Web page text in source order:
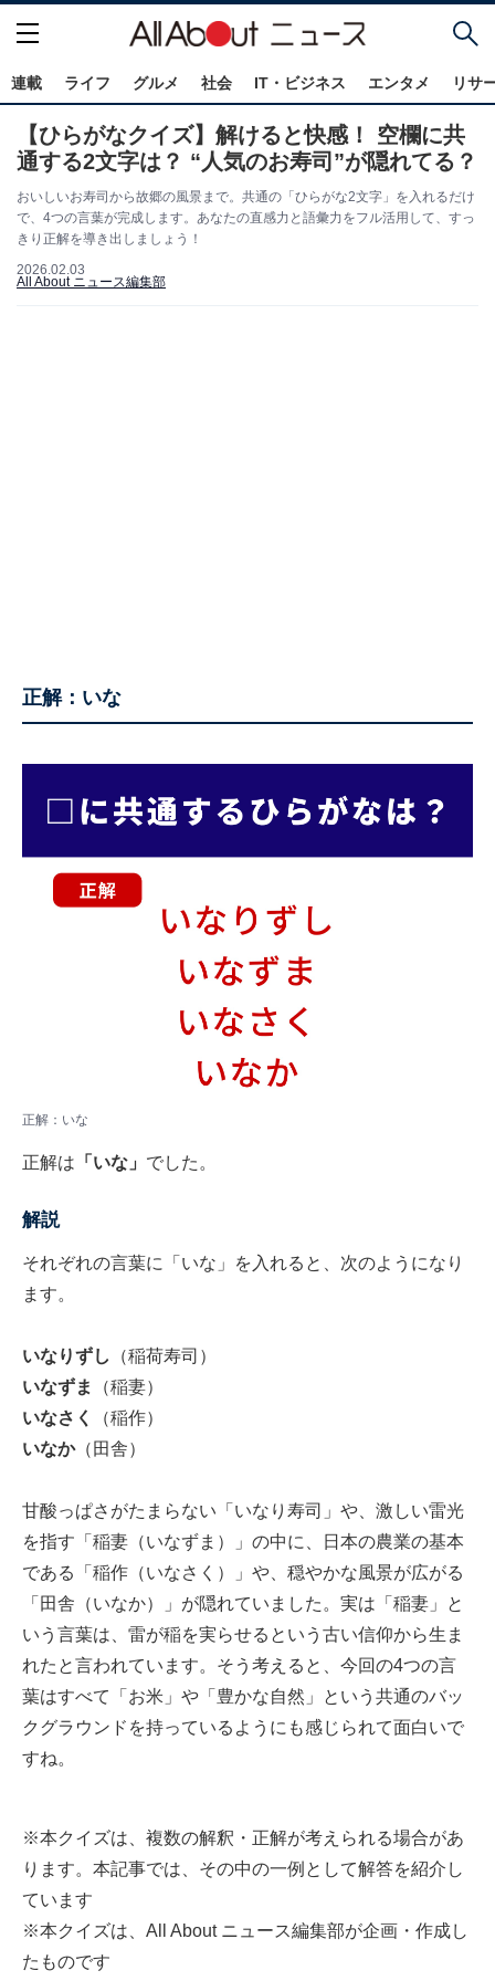
連載 ライフ グルメ 社会 IT・ビジネス エンタメ リサ
【ひらがなクイズ】解けると快感！ 空欄に共
通する2文字は？ “人気のお寿司”が隠れてる？
おいしいお寿司から故郷の風景まで。共通の「ひらがな2文字」を入れるだけ
で、4つの言葉が完成します。あなたの直感力と語彙力をフル活用して、すっ
きり正解を導き出しましょう！
2026.02.03
All About ニュース編集部
正解：いな
正解：いな
正解は 「いな」 でした。
解説
それぞれの言葉に「いな」を入れると、次のようになり
ます。
いなりずし
（稲荷寿司）
いなずま
（稲妻）
いなさく
（稲作）
いなか（田舎）
甘酸っぱさがたまらない「いなり寿司」や、激しい雷光
を指す「稲妻（いなずま）」の中に、日本の農業の基本
である「稲作（いなさく）」や、穏やかな風景が広がる
「田舎（いなか）」が隠れていました。実は「稲妻」と
いう言葉は、雷が稲を実らせるという古い信仰から生ま
れたと言われています。そう考えると、今回の4つの言
葉はすべて「お米」や「豊かな自然」という共通のバッ
クグラウンドを持っているようにも感じられて面白いで
すね。
※本クイズは、複数の解釈・正解が考えられる場合があ
ります。本記事では、その中の一例として解答を紹介し
ています
※本クイズは、All About ニュース編集部が企画・作成し
たものです